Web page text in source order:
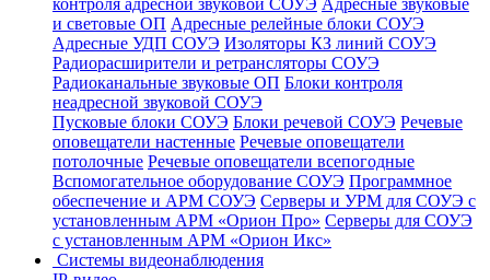
контроля адресной звуковой СОУЭ Адресные звуковые
и световые ОП Адресные релейные блоки СОУЭ
Адресные УДП СОУЭ Изоляторы КЗ линий СОУЭ
Радиорасширители и ретрансляторы СОУЭ
Радиоканальные звуковые ОП Блоки контроля
неадресной звуковой СОУЭ
Пусковые блоки СОУЭ Блоки речевой СОУЭ Речевые
оповещатели настенные Речевые оповещатели
потолочные Речевые оповещатели всепогодные
Вспомогательное оборудование СОУЭ Программное
обеспечение и АРМ СОУЭ Серверы и УРМ для СОУЭ с
установленным АРМ «Орион Про» Серверы для СОУЭ
с установленным АРМ «Орион Икс»
Системы видеонаблюдения